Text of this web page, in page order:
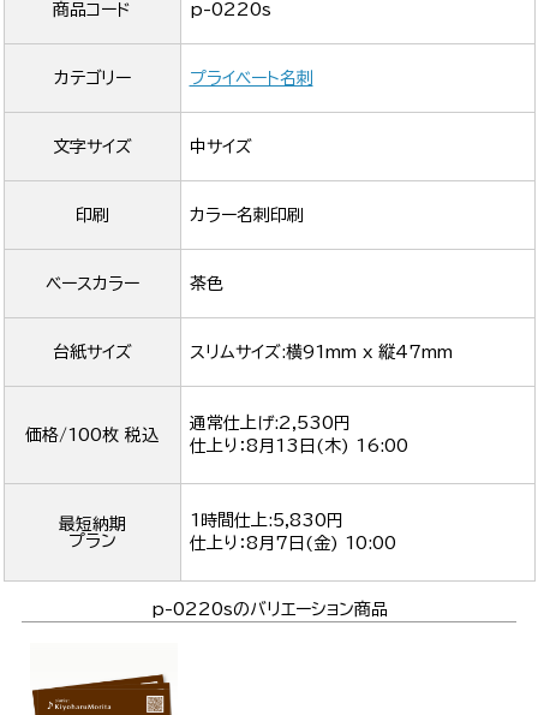
商品コード p-0220s
カテゴリー プライベート名刺
文字サイズ 中サイズ
印刷 カラー名刺印刷
ベースカラー 茶色
台紙サイズ スリムサイズ:横91mm x 縦47mm
価格/100枚 税込
通常仕上げ:2,530円
仕上り：8月13日(木) 16:00
最短納期
プラン
1時間仕上:5,830円
仕上り：8月7日(金) 10:00
p-0220sのバリエーション商品